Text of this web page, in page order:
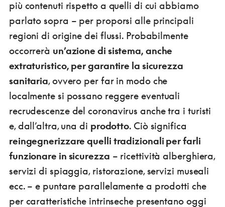
più contenuti rispetto a quelli di cui abbiamo
parlato sopra – per proporsi alle principali
regioni di origine dei flussi. Probabilmente
occorrerà un’azione di sistema, anche
extraturistico, per garantire la sicurezza
sanitaria, ovvero per far in modo che
localmente si possano reggere eventuali
recrudescenze del coronavirus anche tra i turisti
e, dall’altra, una di prodotto. Ciò significa
reingegnerizzare quelli tradizionali per farli
funzionare in sicurezza – ricettività alberghiera,
servizi di spiaggia, ristorazione, servizi museali
ecc. – e puntare parallelamente a prodotti che
per caratteristiche intrinseche presentano oggi